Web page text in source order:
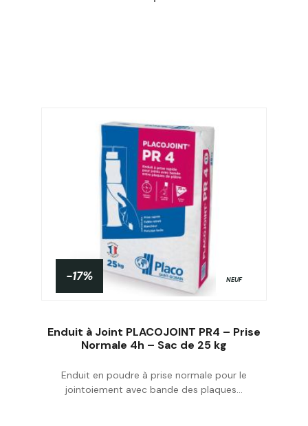
Acheter
-17% NEUF
Enduit à Joint PLACOJOINT PR4 – Prise
Normale 4h – Sac de 25 kg
Enduit en poudre à prise normale pour le
jointoiement avec bande des plaques...